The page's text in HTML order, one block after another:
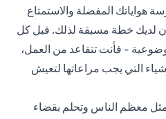
المفضلة والاستمتاع
لديك خطة مسبقة لذلك. قبل كل
- فأنت تتقاعد من العمل،
التي يجب مراعاتها لتعيش
مثل معظم الناس وتحلم بقضاء